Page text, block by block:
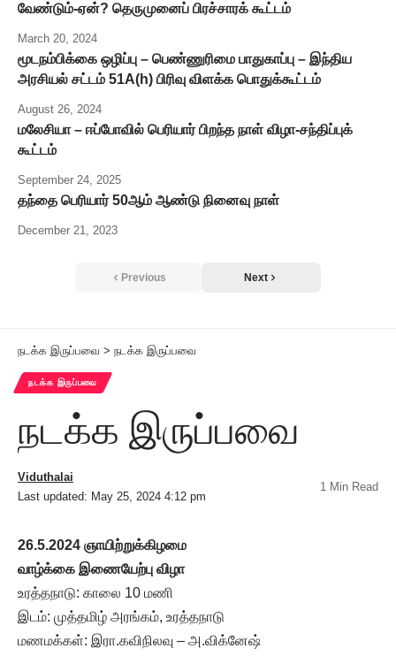
வேண்டும்-ஏன்? தெருமுனைப் பிரச்சாரக் கூட்டம்
March 20, 2024
மூடநம்பிக்கை ஒழிப்பு – பெண்ணுரிமை பாதுகாப்பு – இந்திய
அரசியல் சட்டம் 51A(h) பிரிவு விளக்க பொதுக்கூட்டம்
August 26, 2024
மலேசியா – ஈப்போவில் பெரியார் பிறந்த நாள் விழா-சந்திப்புக்
கூட்டம்
September 24, 2025
தந்தை பெரியார் 50ஆம் ஆண்டு நினைவு நாள்
December 21, 2023
Previous Next
நடக்க இருப்பவை > நடக்க இருப்பவை
நடக்க இருப்பவை
நடக்க இருப்பவை
Last updated: May 25, 2024 4:12 pm
Viduthalai
1 Min Read
26.5.2024 ஞாயிற்றுக்கிழமை
வாழ்க்கை இணையேற்பு விழா
உரத்தநாடு: காலை 10 மணி
இடம்: முத்தமிழ் அரங்கம், உரத்தநாடு
மணமக்கள்: இரா.கவிநிலவு – அ.விக்னேஷ்